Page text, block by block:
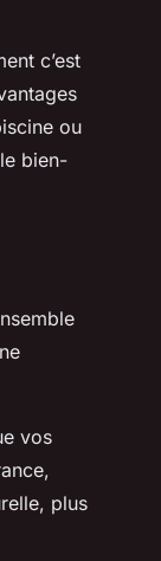
c’est
ou
bien-
vos
plus